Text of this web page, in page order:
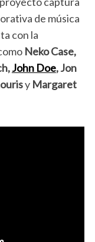
de música
con la
Neko Case,
John Doe, Jon
y Margaret